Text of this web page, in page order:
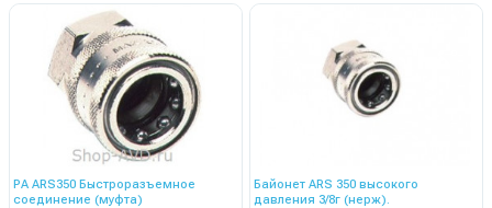
PA ARS350 Быстроразъемное
соединение (муфта)
Байонет ARS 350 высокого
давления 3/8г (нерж).